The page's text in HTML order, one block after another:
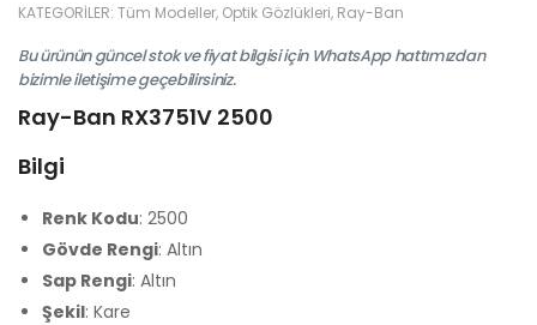
KATEGORILER: Tüm Modeller, Optik Gözlükleri, Ray-Ban
Bu ürünün güncel stok ve fiyat bilgisi için WhatsApp hattımızdan
bizimle iletişime geçebilirsiniz.
Ray-Ban RX3751V 2500
Bilgi
Renk Kodu: 2500
Gövde Rengi: Altın
Sap Rengi: Altın
Şekil: Kare